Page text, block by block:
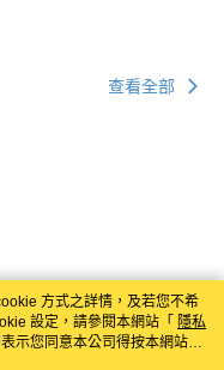
查看全部
方式之詳情，及若您不希
設定，請參閱本網站「 隱私
示您同意本公司得按本網站使